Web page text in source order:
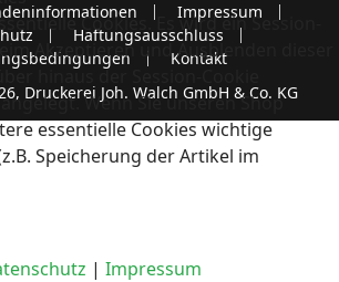
Impressum
Haftungsausschluss
Kontakt
Druckerei Joh. Walch GmbH & Co. KG
Cookies. Es wird ein Session-
Akzeptieren und Ausblenden dieser
hinaus der Session-Cookie
Wenn Sie unseren Shop
essentielle Cookies wichtige
Speicherung der Artikel im
| Impressum